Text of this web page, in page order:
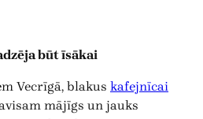
būt īsākai
Vecrīgā, blakus kafejnīcai
mājīgs un jauks